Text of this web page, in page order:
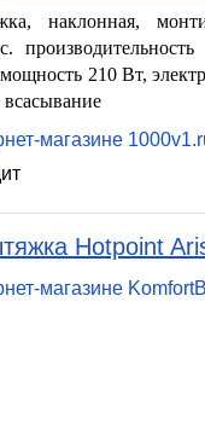
наклонная,
210 Вт,
магазине
Hotpoint
магазине